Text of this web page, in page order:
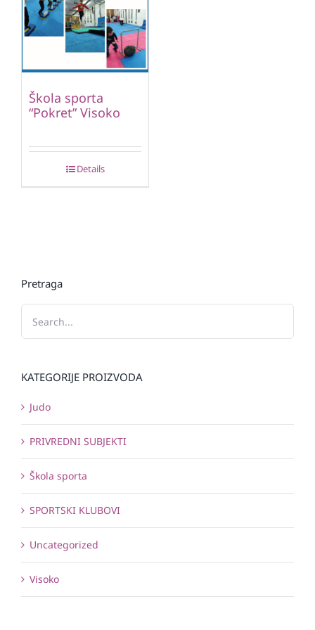
Škola sporta
“Pokret” Visoko
Details
Pretraga
KATEGORIJE PROIZVODA
Judo
PRIVREDNI SUBJEKTI
Škola sporta
SPORTSKI KLUBOVI
Uncategorized
Visoko